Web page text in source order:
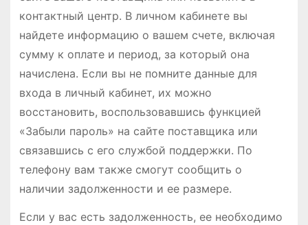
контактный центр. В личном кабинете вы
найдете информацию о вашем счете, включая
сумму к оплате и период, за который она
начислена. Если вы не помните данные для
входа в личный кабинет, их можно
восстановить, воспользовавшись функцией
«Забыли пароль» на сайте поставщика или
связавшись с его службой поддержки. По
телефону вам также смогут сообщить о
наличии задолженности и ее размере.
Если у вас есть задолженность, ее необходимо